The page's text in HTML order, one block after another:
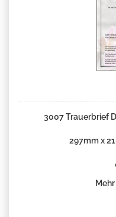
3007 Trauerbrief
297mm x